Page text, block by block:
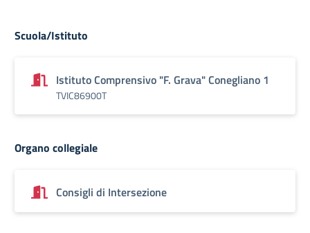
Scuola/Istituto
Istituto Comprensivo "F. Grava" Conegliano 1
TVIC86900T
Organo collegiale
Consigli di Intersezione